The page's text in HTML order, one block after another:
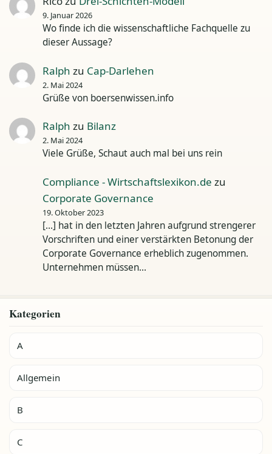
9. Januar 2026
Wo finde ich die wissenschaftliche Fachquelle zu
dieser Aussage?
Ralph zu Cap-Darlehen
2. Mai 2024
Grüße von boersenwissen.info
Ralph zu Bilanz
2. Mai 2024
Viele Grüße, Schaut auch mal bei uns rein
Compliance - Wirtschaftslexikon.de zu
Corporate Governance
19. Oktober 2023
[…] hat in den letzten Jahren aufgrund strengerer
Vorschriften und einer verstärkten Betonung der
Corporate Governance erheblich zugenommen.
Unternehmen müssen…
Kategorien
A
Allgemein
B
C